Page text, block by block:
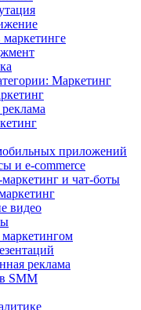
Маркетинг
приложений
и e-commerce
и чат-боты
видео
маркетингом
реклама
SMM